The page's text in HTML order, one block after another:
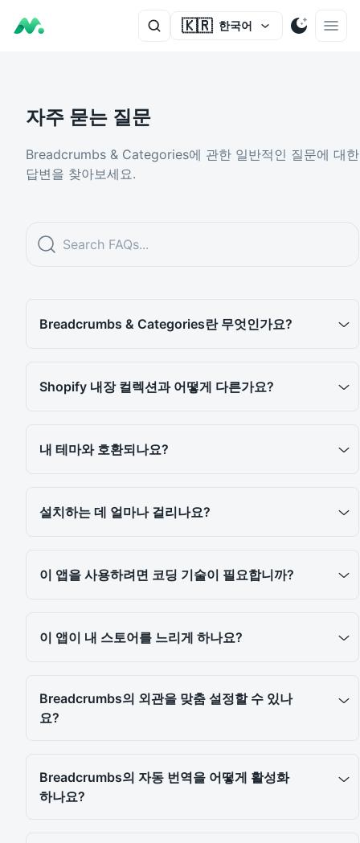
🇰🇷 한국어
자주 묻는 질문
Breadcrumbs & Categories에 관한 일반적인 질문에 대한
답변을 찾아보세요.
Breadcrumbs & Categories란 무엇인가요?
Shopify 내장 컬렉션과 어떻게 다른가요?
내 테마와 호환되나요?
설치하는 데 얼마나 걸리나요?
이 앱을 사용하려면 코딩 기술이 필요합니까?
이 앱이 내 스토어를 느리게 하나요?
Breadcrumbs의 외관을 맞춤 설정할 수 있나
요?
Breadcrumbs의 자동 번역을 어떻게 활성화
하나요?